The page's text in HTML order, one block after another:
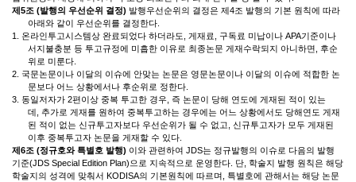
제 5조 (발행의 우선순위 결정) 발행우선순위의 결정은 제 4조 발행의 기본 원칙에 따라
아래와 같이 우선순위를 결정한다.
1. 온라인투고시스템상 완료되었다 하더라도, 게재료, 구독료 미납이나 APA기준이나
서지불충분 등 투고규정에 미흡한 이유로 최종논문 게재수락되지 아니하면, 후순
위로 미룬다.
2. 국문논문이나 이달의 이슈에 안맞는 논문은 영문논문이나 이달의 이슈에 적합한 논
문보다 어느 상황에서나 후순위로 정한다.
3. 동일저자가 2편이상 중복 투고한 경우, 즉 논문이 당해 연도에 게재된 적이 있는
데 , 추가로 게재를 원하여 중복투고하는 경우에는 어느 상황에서도 당해연도 게재
된 적이 없는 신규투고자보다 우선순위가 될 수 없고, 신규투고자가 모두 게재된
이후 중복투고자 논문을 게재할 수 있다.
제 6조 (정규호와특별호 발행) 이와 관련하여 JDS는 정규발행의 이슈로 다음의 발행
기준(JDS Special Edition Plan)으로 지속적으로 운영한다. 단, 학술지 발행 원칙은 해당
학술지의 성격에 맞춰서 KODISA의 기본원칙에 따르며 , 특별호에 관해서는 해당 논문